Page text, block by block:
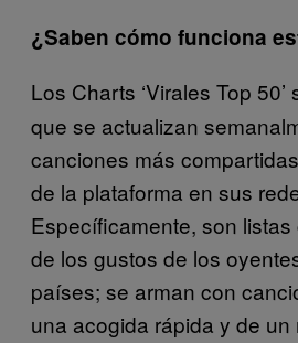
¿Saben cómo funciona
Los Charts ‘Virales Top
que se actualizan
canciones más
de la plataforma en sus
Específicamente, son
de los gustos de los
países; se arman con
una acogida rápida y de un